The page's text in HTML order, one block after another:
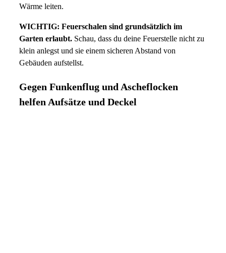
Wärme leiten.
WICHTIG: Feuerschalen sind grundsätzlich im
Garten erlaubt. Schau, dass du deine Feuerstelle nicht zu
klein anlegst und sie einem sicheren Abstand von
Gebäuden aufstellst.
Gegen Funkenflug und Ascheflocken
helfen Aufsätze und Deckel